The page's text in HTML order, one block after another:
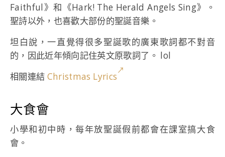
Faithful》和《Hark! The Herald Angels Sing》。
聖詩以外，也喜歡大部份的聖誕音樂。
坦白說，一直覺得很多聖誕歌的廣東歌詞都不對音
的，因此近年傾向記住英文原歌詞了。 lol
相關連結 Christmas Lyrics
大食會
小學和初中時，每年放聖誕假前都會在課室搞大食
會。